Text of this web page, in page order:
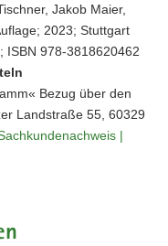
Jakob Maier,
2023; Stuttgart
ISBN 978-3818620462
Bezug über den
Landstraße 55, 60329
|